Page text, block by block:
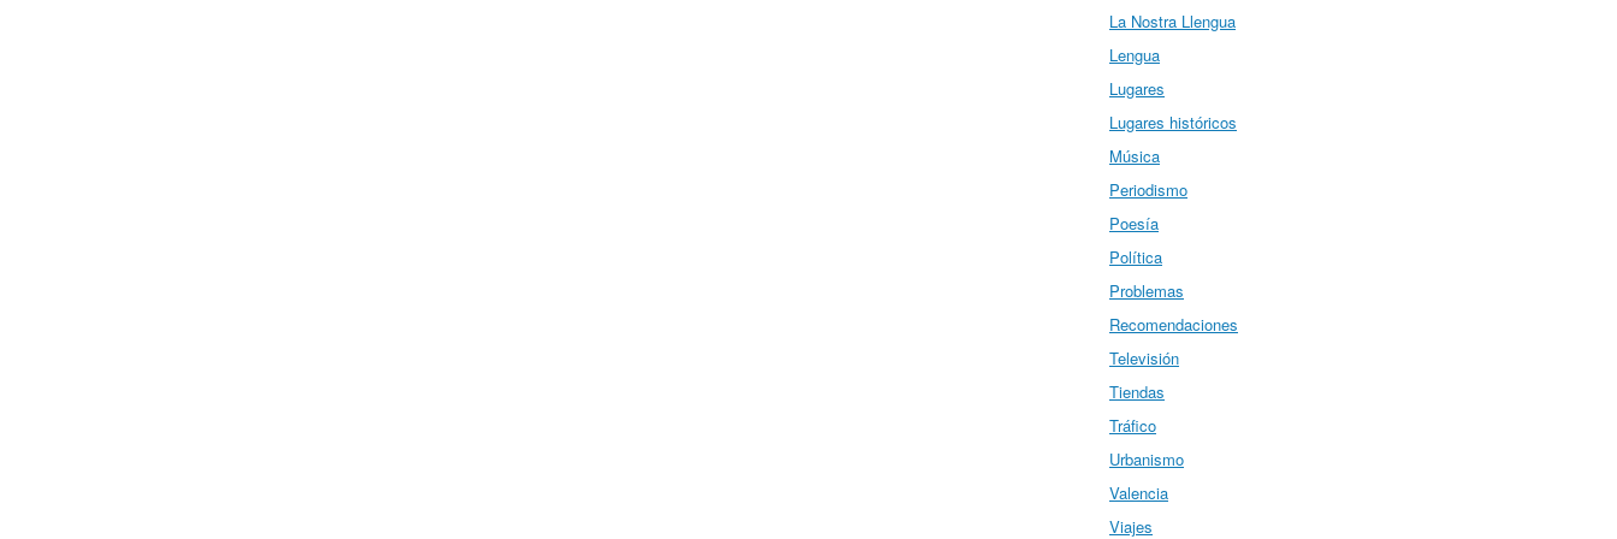
La Nostra Llengua
Lengua
Lugares
Lugares históricos
Música
Periodismo
Poesía
Política
Problemas
Recomendaciones
Televisión
Tiendas
Tráfico
Urbanismo
Valencia
Viajes